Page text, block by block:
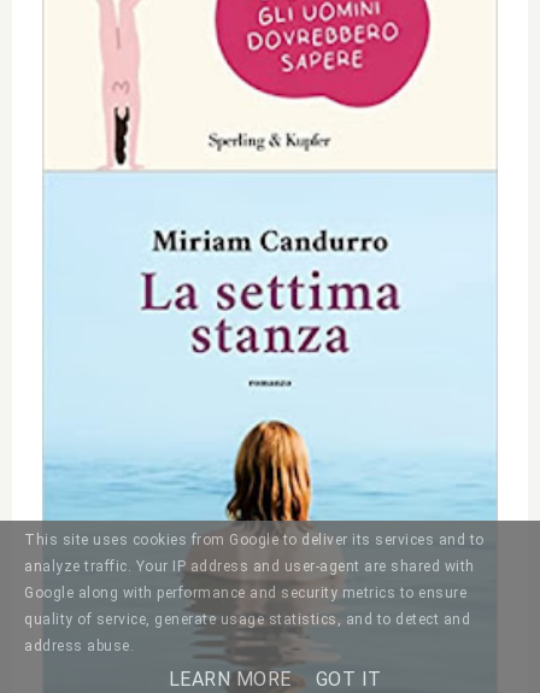
This site uses cookies from Google to deliver its services and to
analyze traffic. Your IP address and user-agent are shared with
Google along with performance and security metrics to ensure
quality of service, generate usage statistics, and to detect and
address abuse.
LEARN MORE GOT IT